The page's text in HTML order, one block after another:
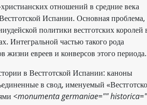
отношений в средние века
Испании. Основная проблема,
политики вестготских королей
Интегральной частью такого рода
жизни евреев и конверсов этого периода.
в Вестготской Испании: каноны
в свод, именуемый
<monumenta germaniae=""